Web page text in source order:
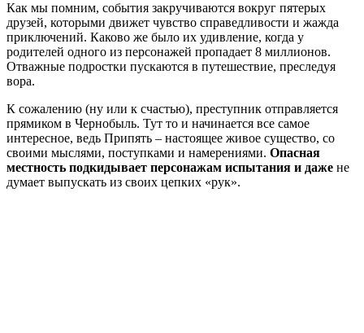
Как мы помним, события закручиваются вокруг пятерых
друзей, которыми движет чувство справедливости и жажда
приключений. Каково же было их удивление, когда у
родителей одного из персонажей пропадает 8 миллионов.
Отважные подростки пускаются в путешествие, преследуя
вора.
К сожалению (ну или к счастью), преступник отправляется
прямиком в Чернобыль. Тут то и начинается все самое
интересное, ведь Припять – настоящее живое существо, со
своими мыслями, поступками и намерениями. Опасная
местность подкидывает персонажам испытания и даже не
думает выпускать из своих цепких «рук».